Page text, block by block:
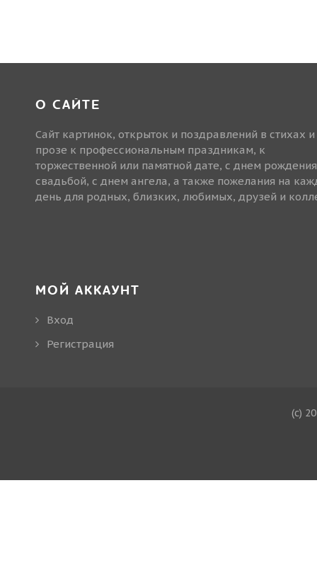
О САЙТЕ
Сайт картинок, открыток и поздравлений в стихах и
прозе к профессиональным праздникам, к
торжественной или памятной дате, с днем
свадьбой, с днем ангела, а также пожелания на
день для родных, близких, любимых, друзей и
МОЙ АККАУНТ
Вход
Регистрация
(c)